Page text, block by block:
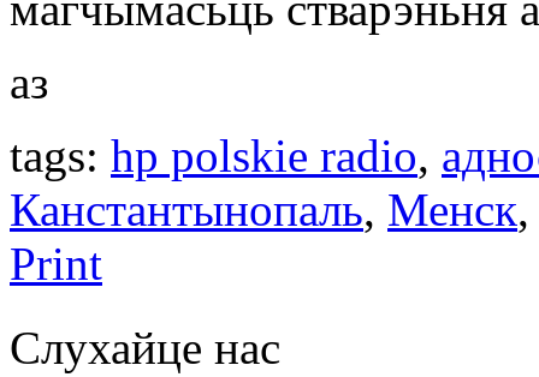
аз
tags: hp polskie radio,
Канстантынопаль, Менск
Print
Слухайце нас